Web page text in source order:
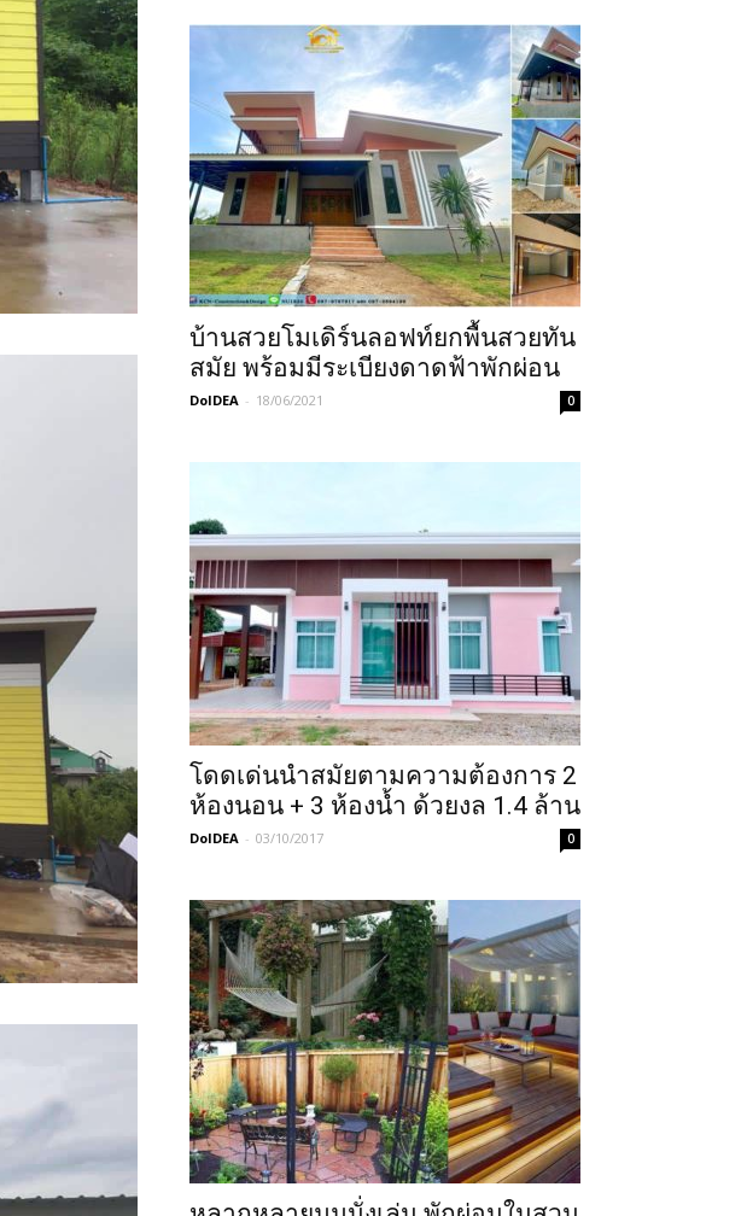
บ้านสวยโมเดิร์นลอฟท์ยกพื้นสวยทัน
สมัย พร้อมมีระเบียงดาดฟ้าพักผ่อน
DoIDEA - 18/06/2021 0
โดดเด่นนำสมัยตามความต้องการ 2
ห้องนอน + 3 ห้องน้ำ ด้วยงล 1.4 ล้าน
DoIDEA - 03/10/2017 0